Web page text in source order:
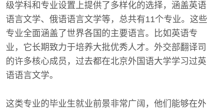
级学科和专业设置上提供了多样化的选择，涵盖英语
语言文学、俄语语言文学等，总共有11个专业。这些
专业全面涵盖了世界各国的主要语言。比如英语专
业，它长期致力于培养大批优秀人才。外交部翻译司
的许多核心成员，过去都在北京外国语大学学习过英
语语言文学。
这类专业的毕业生就业前景非常广阔，他们能够在外